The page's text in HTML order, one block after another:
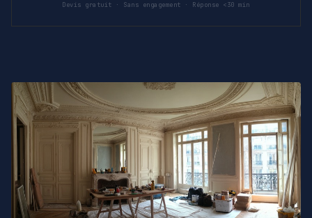
Devis gratuit · Sans engagement · Réponse <30 min